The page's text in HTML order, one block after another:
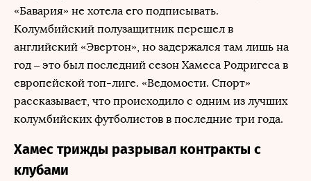
«Бавария» не хотела его подписывать.
Колумбийский полузащитник перешел в
английский «Эвертон», но задержался там лишь на
год – это был последний сезон Хамеса Родригеса в
европейской топ-лиге. «Ведомости. Спорт»
рассказывает, что происходило с одним из лучших
колумбийских футболистов в последние три года.
Хамес трижды разрывал контракты с
клубами